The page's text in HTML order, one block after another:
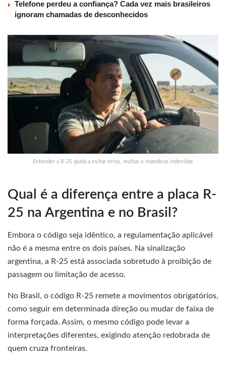
Telefone perdeu a confiança? Cada vez mais brasileiros
ignoram chamadas de desconhecidos
Entender a R-25 ajuda a evitar erros, multas e manobras indevidas
Qual é a diferença entre a placa R-
25 na Argentina e no Brasil?
Embora o código seja idêntico, a regulamentação aplicável
não é a mesma entre os dois países. Na sinalização
argentina, a R-25 está associada sobretudo à proibição de
passagem ou limitação de acesso.
No Brasil, o código R-25 remete a movimentos obrigatórios,
como seguir em determinada direção ou mudar de faixa de
forma forçada. Assim, o mesmo código pode levar a
interpretações diferentes, exigindo atenção redobrada de
quem cruza fronteiras.